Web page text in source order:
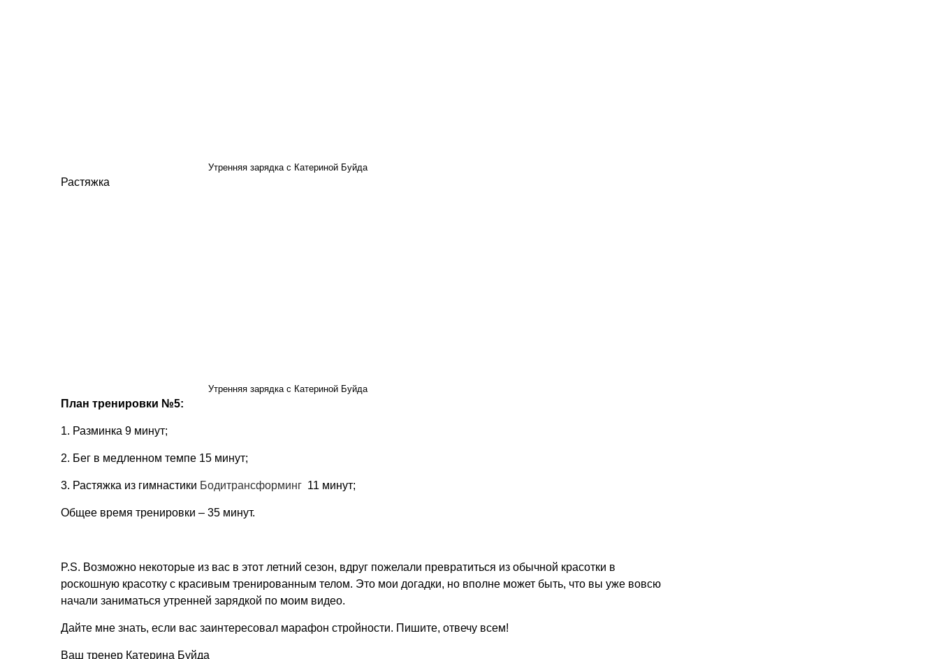
Утренняя зарядка с Катериной Буйда
Растяжка
Утренняя зарядка с Катериной Буйда
План тренировки №5:
1. Разминка 9 минут;
2. Бег в медленном темпе 15 минут;
3. Растяжка из гимнастики Бодитрансформинг 11 минут;
Общее время тренировки – 35 минут.
P.S. Возможно некоторые из вас в этот летний сезон, вдруг пожелали превратиться из обычной красотки в
роскошную красотку с красивым тренированным телом. Это мои догадки, но вполне может быть, что вы уже вовсю
начали заниматься утренней зарядкой по моим видео.
Дайте мне знать, если вас заинтересовал марафон стройности. Пишите, отвечу всем!
Ваш тренер Катерина Буйда